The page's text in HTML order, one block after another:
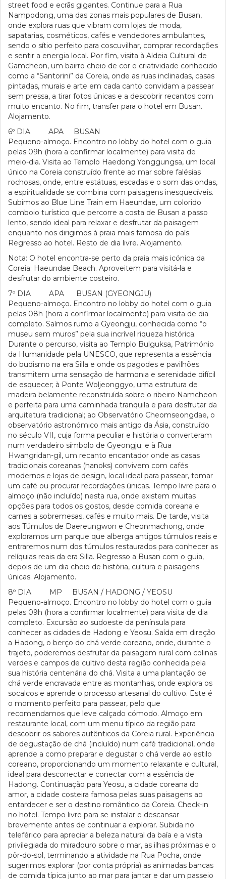
street food e ecrãs gigantes. Continue para a Rua
Nampodong, uma das zonas mais populares de Busan,
onde explora ruas que vibram com lojas de moda,
sapatarias, cosméticos, cafés e vendedores ambulantes,
sendo o sítio perfeito para coscuvilhar, comprar recordações
e sentir a energia local. Por fim, visita à Aldeia Cultural de
Gamcheon, um bairro cheio de cor e criatividade conhecido
como a “Santorini” da Coreia, onde as ruas inclinadas, casas
pintadas, murais e arte em cada canto convidam a passear
sem pressa, a tirar fotos únicas e a descobrir recantos com
muito encanto. No fim, transfer para o hotel em Busan.
Alojamento.
6º DIA APA BUSAN
Pequeno-almoço. Encontro no lobby do hotel com o guia
pelas 09h (hora a confirmar localmente) para visita de
meio-dia. Visita ao Templo Haedong Yonggungsa, um local
único na Coreia construído frente ao mar sobre falésias
rochosas, onde, entre estátuas, escadas e o som das ondas,
a espiritualidade se combina com paisagens inesquecíveis.
Subimos ao Blue Line Train em Haeundae, um colorido
comboio turístico que percorre a costa de Busan a passo
lento, sendo ideal para relaxar e desfrutar da paisagem
enquanto nos dirigimos à praia mais famosa do país.
Regresso ao hotel. Resto de dia livre. Alojamento.
Nota: O hotel encontra-se perto da praia mais icónica da
Coreia: Haeundae Beach. Aproveitem para visitá-la e
desfrutar do ambiente costeiro.
7º DIA APA BUSAN (GYEONGJU)
Pequeno-almoço. Encontro no lobby do hotel com o guia
pelas 08h (hora a confirmar localmente) para visita de dia
completo. Saímos rumo a Gyeongju, conhecida como “o
museu sem muros” pela sua incrível riqueza histórica.
Durante o percurso, visita ao Templo Bulguksa, Património
da Humanidade pela UNESCO, que representa a essência
do budismo na era Silla e onde os pagodes e pavilhões
transmitem uma sensação de harmonia e serenidade difícil
de esquecer; à Ponte Woljeonggyo, uma estrutura de
madeira belamente reconstruída sobre o ribeiro Namcheon
e perfeita para uma caminhada tranquila e para desfrutar da
arquitetura tradicional; ao Observatório Cheomseongdae, o
observatório astronómico mais antigo da Ásia, construído
no século VII, cuja forma peculiar e história o converteram
num verdadeiro símbolo de Gyeongju; e à Rua
Hwangridan-gil, um recanto encantador onde as casas
tradicionais coreanas (hanoks) convivem com cafés
modernos e lojas de design, local ideal para passear, tomar
um café ou procurar recordações únicas. Tempo livre para o
almoço (não incluído) nesta rua, onde existem muitas
opções para todos os gostos, desde comida coreana e
carnes a sobremesas, cafés e muito mais. De tarde, visita
aos Túmulos de Daereungwon e Cheonmachong, onde
exploramos um parque que alberga antigos túmulos reais e
entraremos num dos túmulos restaurados para conhecer as
relíquias reais da era Silla. Regresso a Busan com o guia,
depois de um dia cheio de história, cultura e paisagens
únicas. Alojamento.
8º DIA MP BUSAN / HADONG / YEOSU
Pequeno-almoço. Encontro no lobby do hotel com o guia
pelas 09h (hora a confirmar localmente) para visita de dia
completo. Excursão ao sudoeste da península para
conhecer as cidades de Hadong e Yeosu. Saída em direção
a Hadong, o berço do chá verde coreano, onde, durante o
trajeto, poderemos desfrutar da paisagem rural com colinas
verdes e campos de cultivo desta região conhecida pela
sua história centenária do chá. Visita a uma plantação de
chá verde encravada entre as montanhas, onde explora os
socalcos e aprende o processo artesanal do cultivo. Este é
o momento perfeito para passear, pelo que
recomendamos que leve calçado cómodo. Almoço em
restaurante local, com um menu típico da região para
descobrir os sabores autênticos da Coreia rural. Experiência
de degustação de chá (incluído) num café tradicional, onde
aprende a como preparar e degustar o chá verde ao estilo
coreano, proporcionando um momento relaxante e cultural,
ideal para desconectar e conectar com a essência de
Hadong. Continuação para Yeosu, a cidade coreana do
amor, a cidade costeira famosa pelas suas paisagens ao
entardecer e ser o destino romântico da Coreia. Check-in
no hotel. Tempo livre para se instalar e descansar
brevemente antes de continuar a explorar. Subida no
teleférico para apreciar a beleza natural da baía e a vista
privilegiada do miradouro sobre o mar, as ilhas próximas e o
pôr-do-sol, terminando a atividade na Rua Pocha, onde
sugerimos explorar (por conta própria) as animadas bancas
de comida típica junto ao mar para jantar e dar um passeio